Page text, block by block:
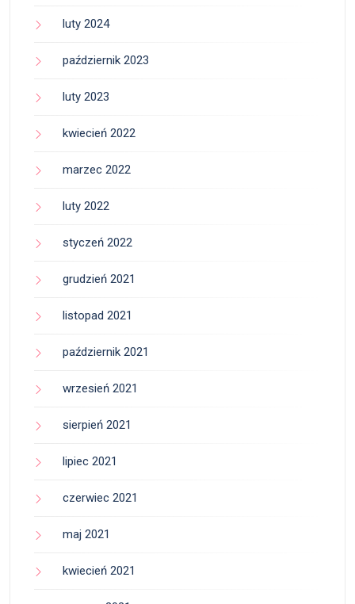
luty 2024
październik 2023
luty 2023
kwiecień 2022
marzec 2022
luty 2022
styczeń 2022
grudzień 2021
listopad 2021
październik 2021
wrzesień 2021
sierpień 2021
lipiec 2021
czerwiec 2021
maj 2021
kwiecień 2021